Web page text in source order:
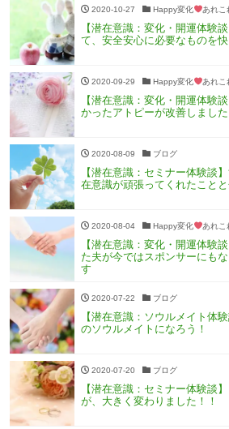
2020-10-27 Happy変化 あれこ
【潜在意識：変化・開運体験
て、安全安心に必要なものを快
2020-09-29 Happy変化 あれこ
【潜在意識：変化・開運体験
かったアトピーが改善しました
2020-08-09 ブログ
【潜在意識：セミナー体験談
在意識が頑張ってくれたことと
2020-08-04 Happy変化 あれこ
【潜在意識：変化・開運体験
た夫が今ではスポンサーにも
す
2020-07-22 ブログ
【潜在意識：ソウルメイト体
のソウルメイトになろう！
2020-07-20 ブログ
【潜在意識：セミナー体験談
が、大きく変わりました！！